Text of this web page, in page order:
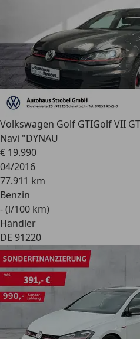
Volkswagen Golf GTIGolf VII
Navi "DYNAU
€ 19.990
04/2016
77.911 km
Benzin
- (l/100 km)
Händler
DE 91220